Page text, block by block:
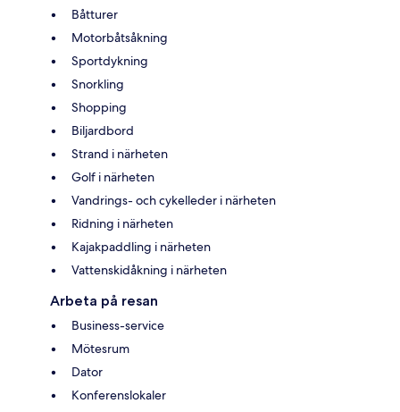
Båtturer
Motorbåtsåkning
Sportdykning
Snorkling
Shopping
Biljardbord
Strand i närheten
Golf i närheten
Vandrings- och cykelleder i närheten
Ridning i närheten
Kajakpaddling i närheten
Vattenskidåkning i närheten
Arbeta på resan
Business-service
Mötesrum
Dator
Konferenslokaler